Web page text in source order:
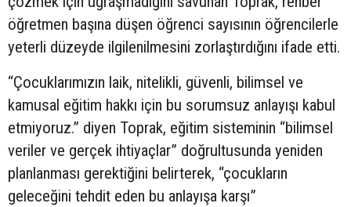
öğretmen başına düşen öğrenci sayısının öğrencilerle
yeterli düzeyde ilgilenilmesini zorlaştırdığını ifade etti.
“Çocuklarımızın laik, nitelikli, güvenli, bilimsel ve
kamusal eğitim hakkı için bu sorumsuz anlayışı kabul
etmiyoruz.” diyen Toprak, eğitim sisteminin “bilimsel
veriler ve gerçek ihtiyaçlar” doğrultusunda yeniden
planlanması gerektiğini belirterek, “çocukların
geleceğini tehdit eden bu anlayışa karşı”